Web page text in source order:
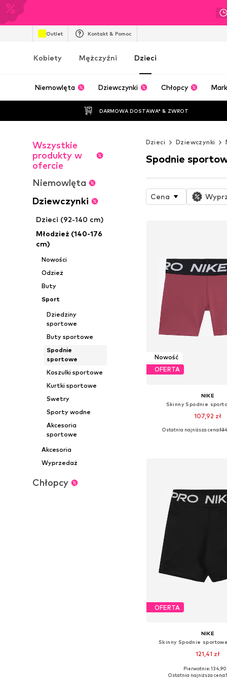
Outlet Kontakt & Pomoc
Kobiety Mężczyźni Dzieci
Niemowlęta Dziewczynki Chłopcy
DARMOWA DOSTAWA* & ZWROT
Wszystkie
produkty w
ofercie
Niemowlęta
Dziewczynki
Dzieci (92-140 cm)
Młodzież (140-176
cm)
Nowości
Odzież
Buty
Sport
Dziedziny
sportowe
Buty sportowe
Spodnie
sportowe
Koszulki sportowe
Kurtki sportowe
Swetry
Sporty wodne
Akcesoria
sportowe
Akcesoria
Wyprzedaż
Chłopcy
Dzieci Dziewczynki
Spodnie
Cena
Nowość
OFERTA
NIKE
Skinny Spodnie
107,92 zł
Dostępne w różnych
Ostatnia najniższa cena:
OFERTA
NIKE
Skinny Spodnie
121,41 zł
Dostępne w różnych
Pierwotnie: 134,90
Ostatnia najniższa cena: